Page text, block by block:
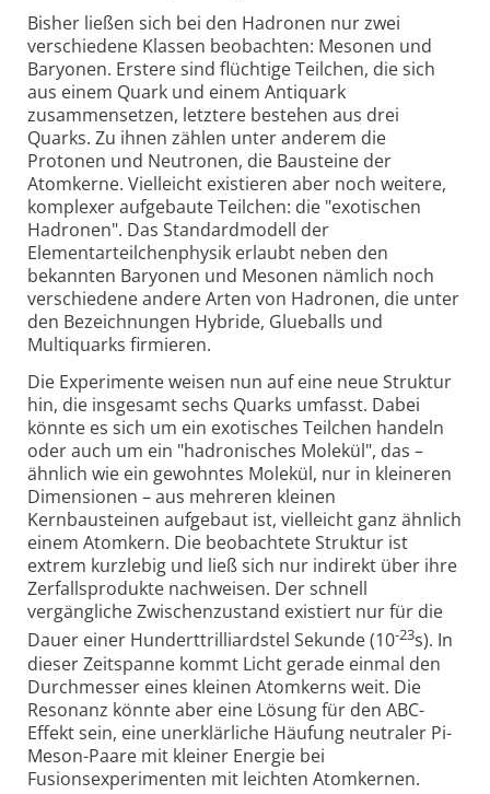
Bisher ließen sich bei den Hadronen nur zwei
verschiedene Klassen beobachten: Mesonen und
Baryonen. Erstere sind flüchtige Teilchen, die sich
aus einem Quark und einem Antiquark
zusammensetzen, letztere bestehen aus drei
Quarks. Zu ihnen zählen unter anderem die
Protonen und Neutronen, die Bausteine der
Atomkerne. Vielleicht existieren aber noch weitere,
komplexer aufgebaute Teilchen: die "exotischen
Hadronen". Das Standardmodell der
Elementarteilchenphysik erlaubt neben den
bekannten Baryonen und Mesonen nämlich noch
verschiedene andere Arten von Hadronen, die unter
den Bezeichnungen Hybride, Glueballs und
Multiquarks firmieren.
Die Experimente weisen nun auf eine neue Struktur
hin, die insgesamt sechs Quarks umfasst. Dabei
könnte es sich um ein exotisches Teilchen handeln
oder auch um ein "hadronisches Molekül", das –
ähnlich wie ein gewohntes Molekül, nur in kleineren
Dimensionen – aus mehreren kleinen
Kernbausteinen aufgebaut ist, vielleicht ganz ähnlich
einem Atomkern. Die beobachtete Struktur ist
extrem kurzlebig und ließ sich nur indirekt über ihre
Zerfallsprodukte nachweisen. Der schnell
vergängliche Zwischenzustand existiert nur für die
Dauer einer Hunderttrilliardstel Sekunde (10-23s). In
dieser Zeitspanne kommt Licht gerade einmal den
Durchmesser eines kleinen Atomkerns weit. Die
Resonanz könnte aber eine Lösung für den ABC-
Effekt sein, eine unerklärliche Häufung neutraler Pi-
Meson-Paare mit kleiner Energie bei
Fusionsexperimenten mit leichten Atomkernen.